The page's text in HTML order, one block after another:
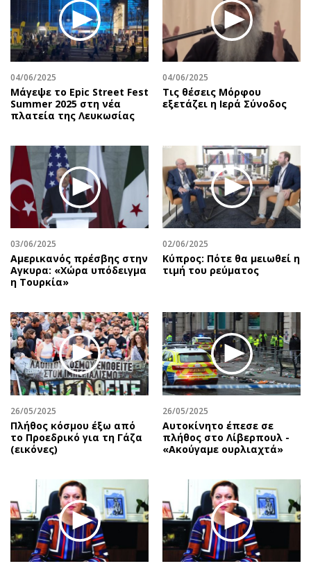
04/06/2025
Μάγεψε το Epic Street Fest
Summer 2025 στη νέα
πλατεία της Λευκωσίας
04/06/2025
Τις θέσεις Μόρφου
εξετάζει η Ιερά Σύνοδος
03/06/2025
Αμερικανός πρέσβης στην
Αγκυρα: «Χώρα υπόδειγμα
η Τουρκία»
02/06/2025
Κύπρος: Πότε θα μειωθεί η
τιμή του ρεύματος
26/05/2025
Πλήθος κόσμου έξω από
το Προεδρικό για τη Γάζα
(εικόνες)
26/05/2025
Αυτοκίνητο έπεσε σε
πλήθος στο Λίβερπουλ -
«Ακούγαμε ουρλιαχτά»